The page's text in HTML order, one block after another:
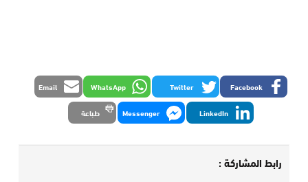
Facebook
Twitter
WhatsApp
Email
LinkedIn
Messenger طباعة
رابط المشاركة :